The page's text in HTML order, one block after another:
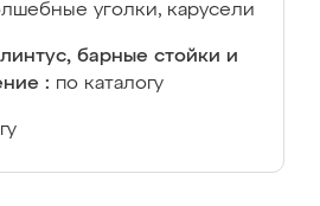
уголки, карусели
барные стойки и
: по каталогу